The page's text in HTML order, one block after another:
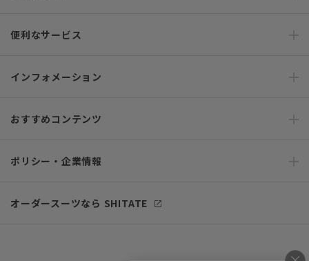
便利なサービス
インフォメーション
おすすめコンテンツ
ポリシー・企業情報
オーダースーツなら SHITATE